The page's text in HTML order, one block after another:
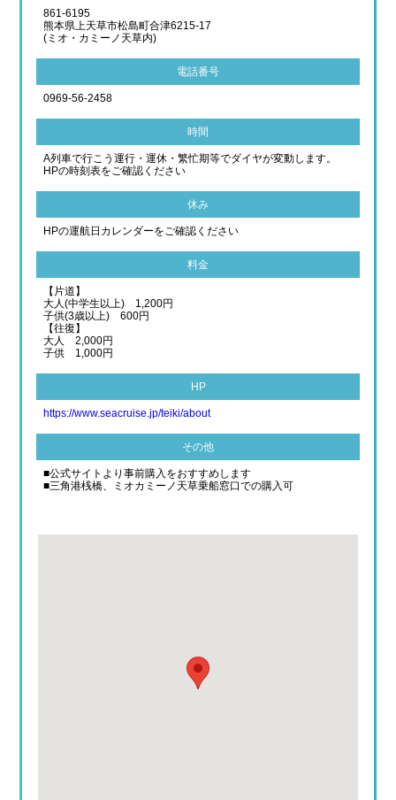
861-6195
熊本県上天草市松島町合津6215-17
(ミオ・カミーノ天草内)
電話番号
0969-56-2458
時間
A列車で行こう運行・運休・繁忙期等でダイヤが変動します。
HPの時刻表をご確認ください
休み
HPの運航日カレンダーをご確認ください
料金
【片道】
大人(中学生以上) 1,200円
子供(3歳以上) 600円
【往復】
大人 2,000円
子供 1,000円
HP
https://www.seacruise.jp/teiki/about
その他
■公式サイトより事前購入をおすすめします
■三角港桟橋、ミオカミーノ天草乗船窓口での購入可